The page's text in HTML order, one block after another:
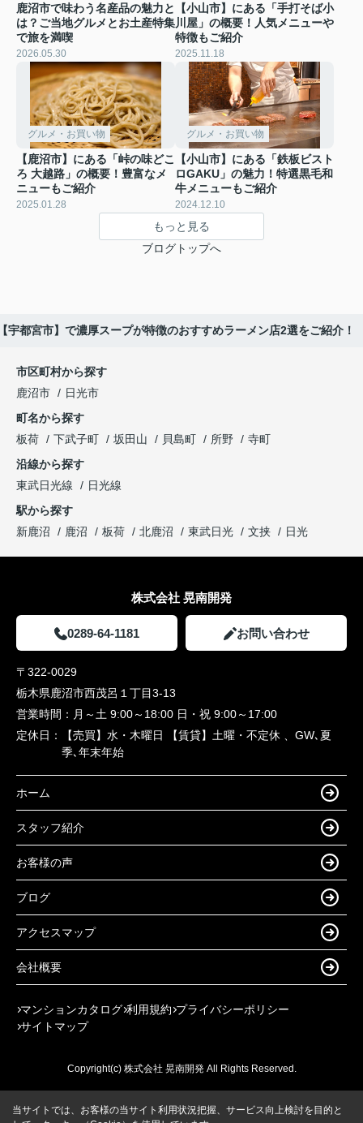
鹿沼市で味わう名産品の魅力と
は？ご当地グルメとお土産特集
で旅を満喫
2026.05.30
【小山市】にある「手打そば小
川屋」の概要！人気メニューや
特徴もご紹介
2025.11.18
グルメ・お買い物
【鹿沼市】にある「峠の味どこ
ろ 大越路」の概要！豊富なメ
ニューもご紹介
2025.01.28
グルメ・お買い物
【小山市】にある「鉄板ビスト
ロGAKU」の魅力！特選黒毛和
牛メニューもご紹介
2024.12.10
もっと見る
ブログトップへ
宇都宮市】で濃厚スープが特徴のおすすめラーメン店2選をご紹介！
市区町村から探す
鹿沼市
日光市
町名から探す
板荷
下武子町 坂田山 貝島町 所野
寺町
沿線から探す
東武日光線
日光線
駅から探す
新鹿沼
鹿沼 板荷 北鹿沼 東武日光 文挟 日光
株式会社 晃南開発
0289-64-1181 お問い合わせ
〒322-0029
栃木県鹿沼市西茂呂１丁目3-13
営業時間： 月～土 9:00～18:00 日・祝 9:00～17:00
定休日：
【売買】水・木曜日 【賃貸】土曜・不定休 、GW､夏
季､年末年始
ホーム
スタッフ紹介
お客様の声
ブログ
アクセスマップ
会社概要
マンションカタログ 利用規約 プライバシーポリシー
サイトマップ
Copyright(c) 株式会社 晃南開発 All Rights Reserved.
当サイトでは、お客様の当サイト利用状況把握、サービス向上検討を目的と